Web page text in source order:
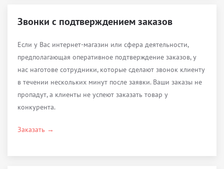
Звонки с подтверждением заказов
Если у Вас интернет-магазин или сфера деятельности,
предполагающая оперативное подтверждение заказов, у
нас наготове сотрудники, которые сделают звонок клиенту
в течении нескольких минут после заявки. Ваши заказы не
пропадут, а клиенты не успеют заказать товар у
конкурента.
Заказать →